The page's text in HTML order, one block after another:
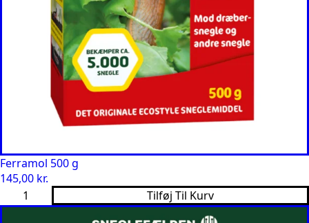
Ferramol 500 g
145,00 kr.
Ferramol
500 Tilføj Til Kurv